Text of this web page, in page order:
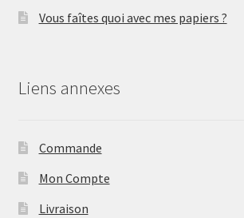
Vous faîtes quoi avec mes papiers ?
Liens annexes
Commande
Mon Compte
Livraison